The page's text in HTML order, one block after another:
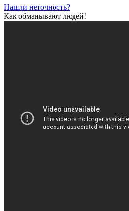
Нашли неточность?
Как обманывают людей!